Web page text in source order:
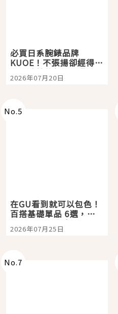
必買日系腕錶品牌
KUOE！不張揚卻經得起
時間洗鍊的經典之作五
選
2026年07月20日
No.5
在GU看到就可以包色！
百搭基礎單品 6選，閉
眼全收也不心疼
2026年07月25日
No.7